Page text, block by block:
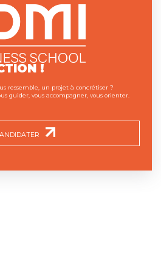
!
ressemble, un projet à concrétiser ?
guider, vous accompagner, vous orienter.